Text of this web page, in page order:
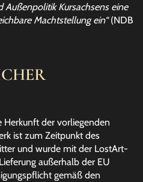
Außenpolitik Kursachsens eine
Machtstellung ein“(NDB
der vorliegenden
ist zum Zeitpunkt des
und wurde mit der LostArt-
außerhalb der EU
gemäß den